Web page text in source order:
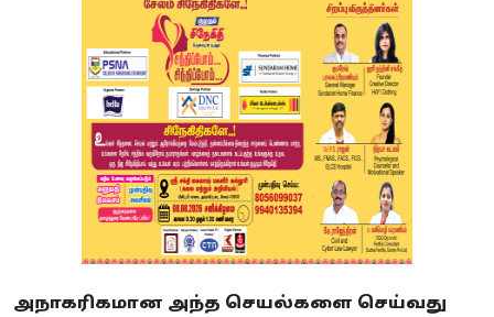
அநாகரிகமான அந்த செயல்களை செய்வது